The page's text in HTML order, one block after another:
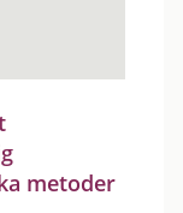
metoder